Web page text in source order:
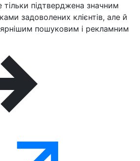
тільки підтверджена значним
задоволених клієнтів, але й
пошуковим і рекламним